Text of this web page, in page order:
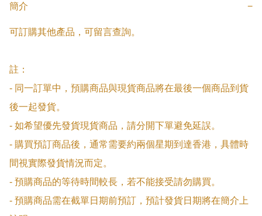
簡介 −
可訂購其他產品，可留言查詢。
註：
- 同一訂單中，預購商品與現貨商品將在最後一個商品到貨
後一起發貨。
- 如希望優先發貨現貨商品，請分開下單避免延誤。
- 購買預訂商品後，通常需要約兩個星期到達香港，具體時
間視實際發貨情況而定。
- 預購商品的等待時間較長，若不能接受請勿購買。
- 預購商品需在截單日期前預訂，預計發貨日期將在簡介上